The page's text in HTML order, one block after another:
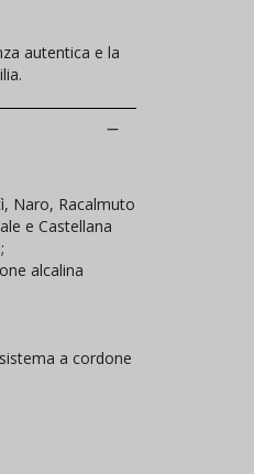
autentica e la
Naro, Racalmuto
e Castellana
alcalina
a cordone